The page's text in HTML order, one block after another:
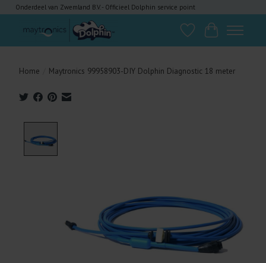
Onderdeel van Zwemland B.V. - Officieel Dolphin service point
VerlanglijstWinkelwagen
Home Maytronics 99958903-DIY Dolphin Diagnostic 18 meter